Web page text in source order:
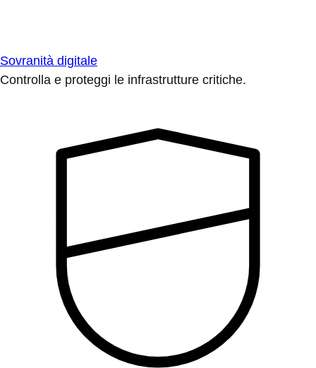
Sovranità digitale
Controlla e proteggi le infrastrutture critiche.